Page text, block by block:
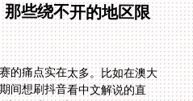
些绕不开的地区限
的痛点实在太多。比如在澳大
间想刷抖音看中文解说的直
区限制无法播放”；在越南工
界杯集锦，却发现视频加载不
”；在美国的老张，想通过咪
屏幕上却弹出“当前地区不可
这样的热门赛事，海外用户打
的问题。这些限制的根源在于
平台没有权利向海外地区提供